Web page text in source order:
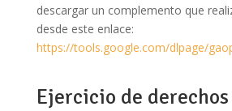
descargar un complemento que
desde este enlace:
https://tools.google.com/dlpage/
Ejercicio de derechos